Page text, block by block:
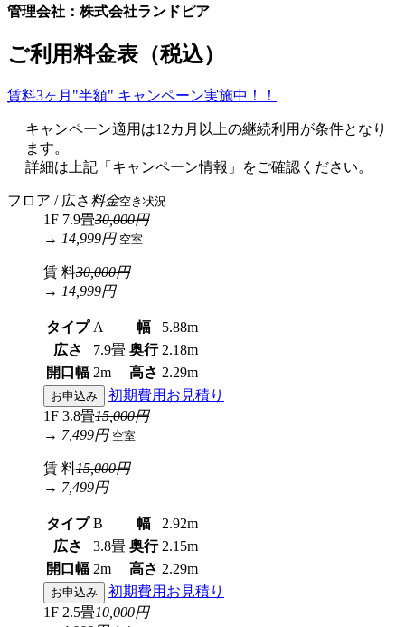
管理会社：株式会社ランドピア
ご利用料金表（税込）
賃料3ヶ月"半額" キャンペーン実施中！！
キャンペーン適用は12カ月以上の継続利用が条件となり
ます。
詳細は上記「キャンペーン情報」をご確認ください。
フロア / 広さ料金空き状況
1F 7.9畳30,000円
→ 14,999円 空室
賃 料30,000円
→ 14,999円
タイプ A 幅
5.88m
広さ
7.9畳 奥行 2.18m
開口幅 2m 高さ 2.29m
お申込み
初期費用お見積り
1F 3.8畳15,000円
→ 7,499円 空室
賃 料15,000円
→ 7,499円
タイプ B 幅
2.92m
広さ
3.8畳 奥行 2.15m
開口幅 2m 高さ 2.29m
お申込み
初期費用お見積り
1F 2.5畳10,000円